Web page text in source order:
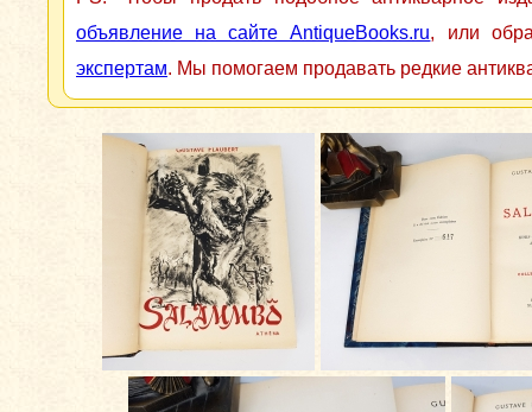
объявление на сайте AntiqueBooks.ru, или
экспертам. Мы помогаем продавать редкие